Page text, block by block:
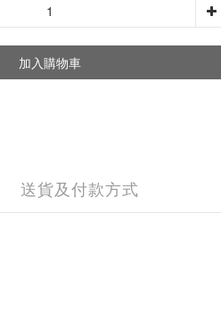
加入購物車
送貨及付款方式